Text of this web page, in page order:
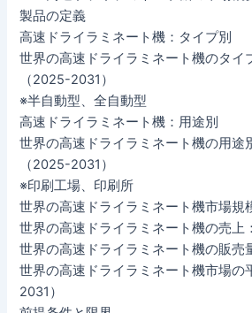
製品の定義
高速ドライラミネート機：タイプ別
世界の高速ドライラミネート機のタイ
（2025-2031）
※半自動型、全自動型
高速ドライラミネート機：用途別
世界の高速ドライラミネート機の用途
（2025-2031）
※印刷工場、印刷所
世界の高速ドライラミネート機市場規
世界の高速ドライラミネート機の売上
世界の高速ドライラミネート機の販売
世界の高速ドライラミネート機市場
2031）